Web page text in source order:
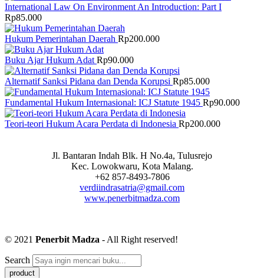
International Law On Environment An Introduction: Part I
Rp85.000
Hukum Pemerintahan Daerah Rp200.000
Buku Ajar Hukum Adat Rp90.000
Alternatif Sanksi Pidana dan Denda Korupsi Rp85.000
Fundamental Hukum Internasional: ICJ Statute 1945 Rp90.000
Teori-teori Hukum Acara Perdata di Indonesia Rp200.000
Jl. Bantaran Indah Blk. H No.4a, Tulusrejo
Kec. Lowokwaru, Kota Malang.
+62 857-8493-7806
verdiindrasatria@gmail.com
www.penerbitmadza.com
© 2021 Penerbit Madza - All Right reserved!
Search